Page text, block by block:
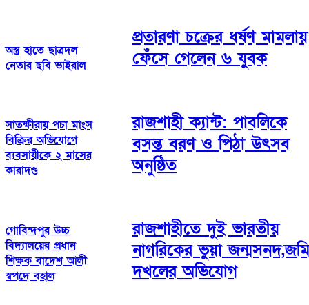
অস্ত্র হাতে ছাত্রদল
নেতার ছবি ভাইরাল
সাতক্ষীরায় পচা মাংস
বিক্রির অভিযোগে
ব্যবসায়ীকে ২ মাসের
কারাদণ্ড
গোবিন্দপুর উচ্চ
বিদ্যালয়ের প্রধান
শিক্ষক বাদেশ আলী
স্বপদে বহাল
প্রতারণা চক্রের ধর্ষণ মামলায়
ফেঁসে গেলেন ৬ যুবক
রাজশাহী ক্যান্ট: পাবলিকে
বসন্ত বরণ ও পিঠা উৎসব
অনুষ্ঠিত
রাজশাহীতে দুই ভারতীয়
নাগরিকের ভুয়া জন্মসনদ,জমি
দখলের অভিযোগ